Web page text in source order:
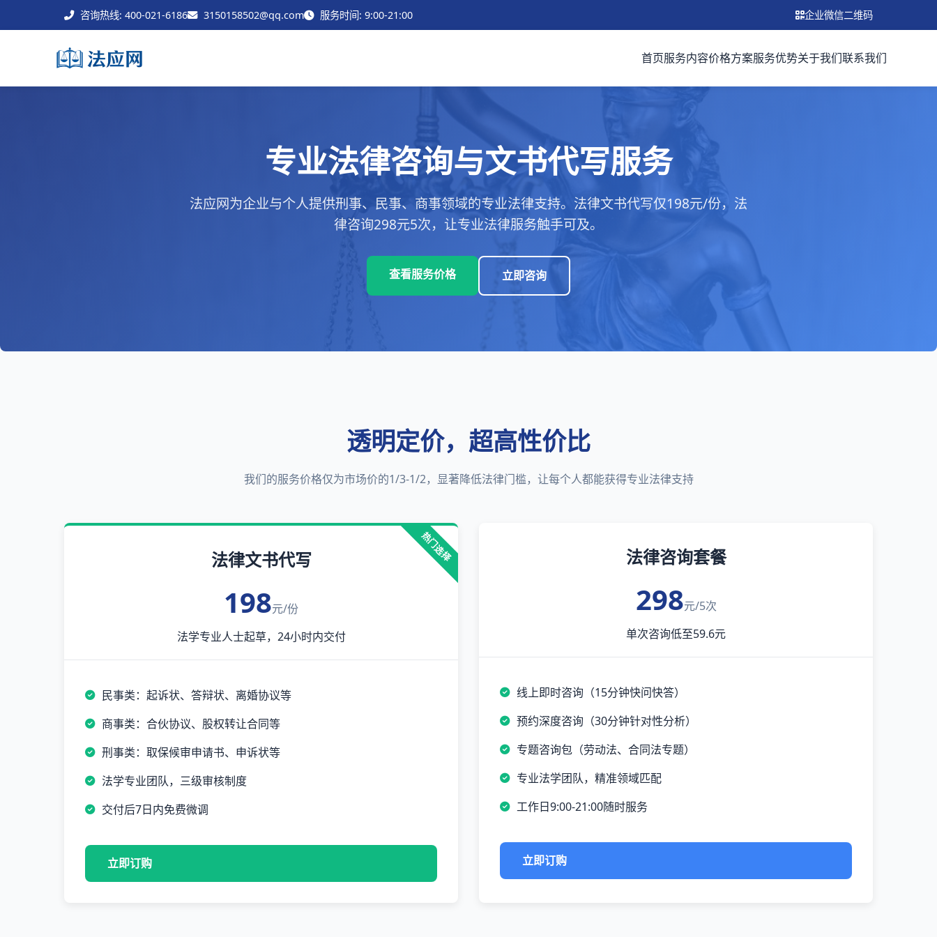
咨询热线: 400-021-6186 3150158502@qq.com 服务时间: 9:00-21:00 企业微信二维码
首页服务内容价格方案服务优势关于我们联系我们
专业法律咨询与文书代写服务
法应网为企业与个人提供刑事、民事、商事领域的专业法律支持。法律文书代写仅198元/份，法
律咨询298元5次，让专业法律服务触手可及。
查看服务价格 立即咨询
透明定价，超高性价比
我们的服务价格仅为市场价的1/3-1/2，显著降低法律门槛，让每个人都能获得专业法律支持
热门选择
法律文书代写
198元/份
法学专业人士起草，24小时内交付
民事类：起诉状、答辩状、离婚协议等
商事类：合伙协议、股权转让合同等
刑事类：取保候审申请书、申诉状等
法学专业团队，三级审核制度
交付后7日内免费微调
立即订购
法律咨询套餐
298元/5次
单次咨询低至59.6元
线上即时咨询（15分钟快问快答）
预约深度咨询（30分钟针对性分析）
专题咨询包（劳动法、合同法专题）
专业法学团队，精准领域匹配
工作日9:00-21:00随时服务
立即订购